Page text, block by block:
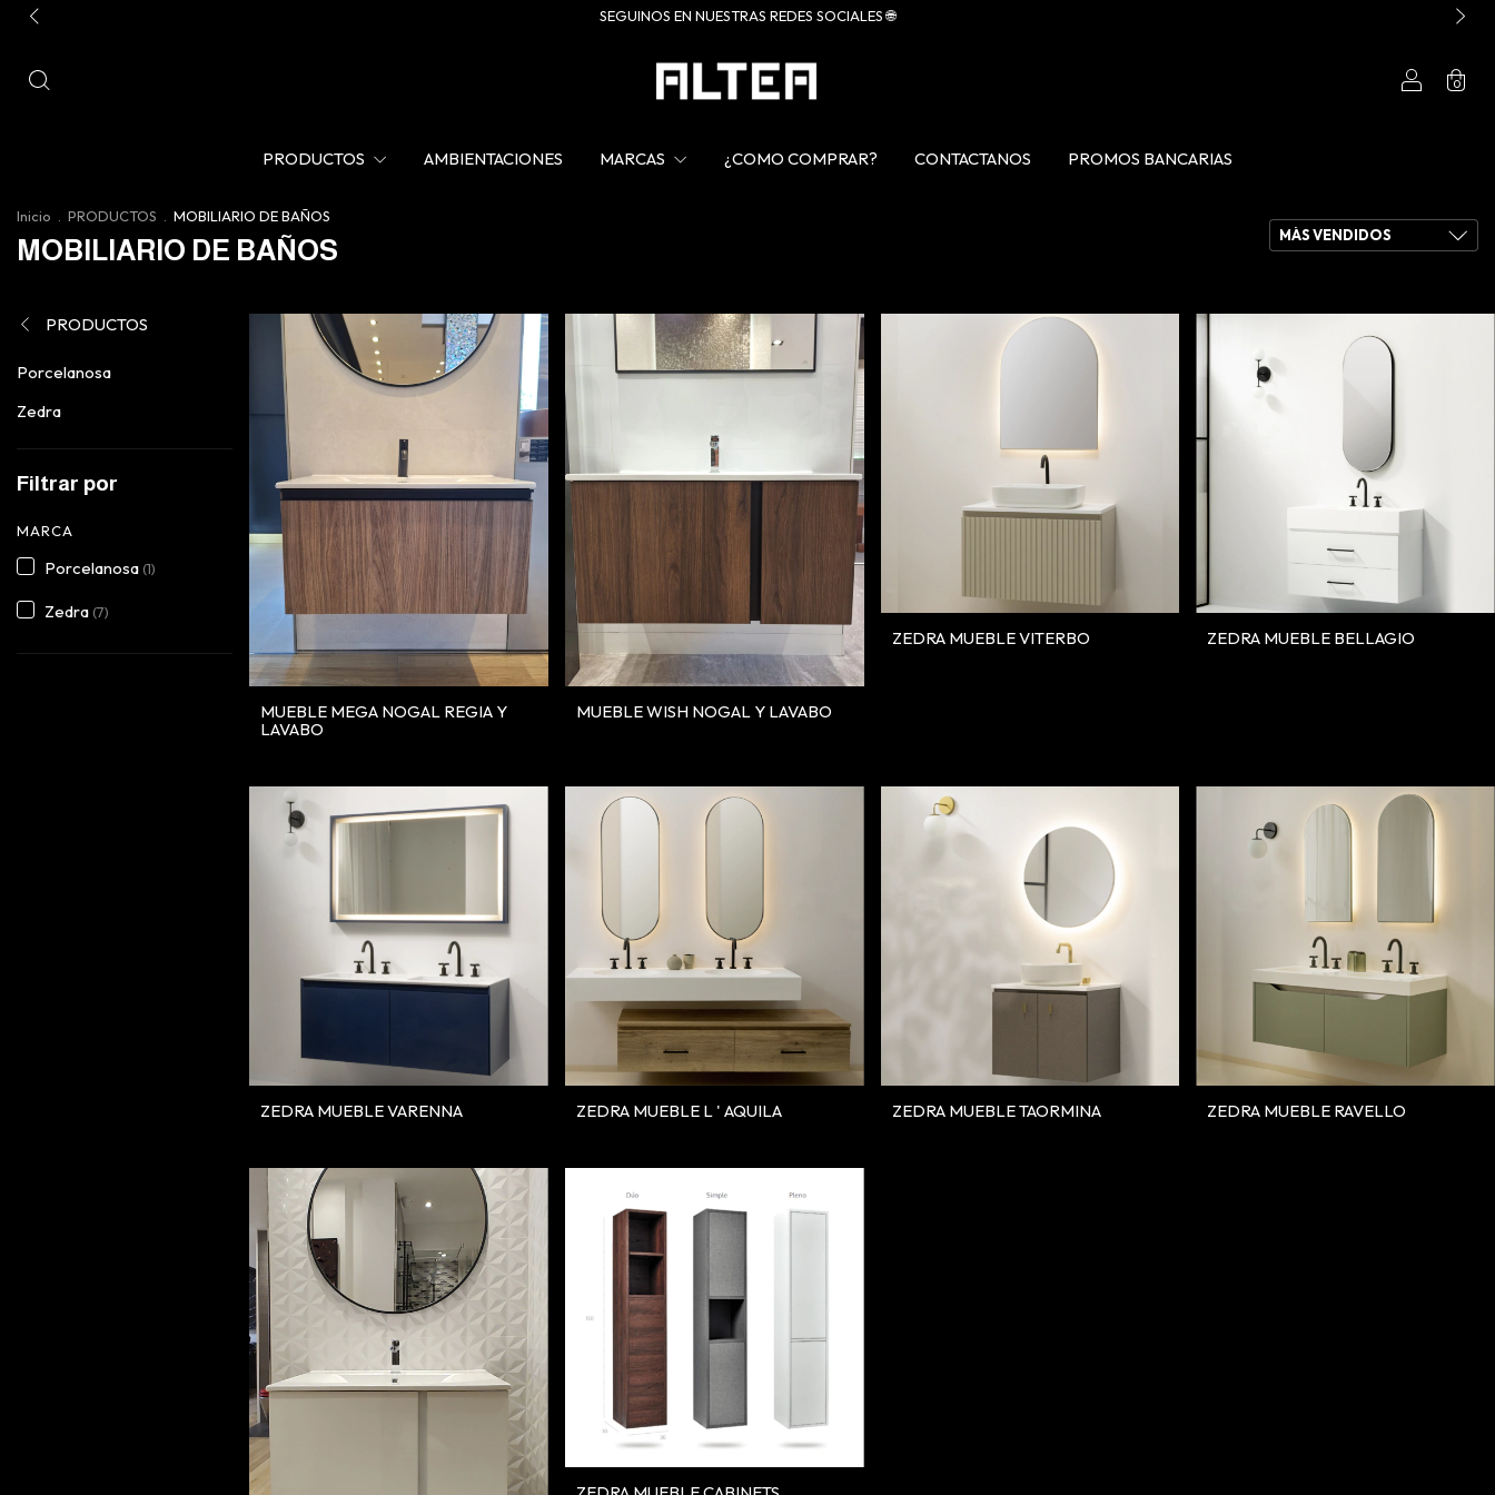
SEGUINOS EN NUESTRAS REDES SOCIALES 🌐
0
PRODUCTOS AMBIENTACIONES MARCAS ¿COMO COMPRAR? CONTACTANOS PROMOS BANCARIAS
Inicio PRODUCTOS MOBILIARIO DE BAÑOS
MOBILIARIO DE BAÑOS
PRODUCTOS
Porcelanosa
Zedra
Filtrar por
MARCA
Porcelanosa (1)
Zedra (7)
MUEBLE MEGA NOGAL REGIA Y
LAVABO
MUEBLE WISH NOGAL Y LAVABO
ZEDRA MUEBLE VITERBO ZEDRA MUEBLE BELLAGIO
ZEDRA MUEBLE VARENNA ZEDRA MUEBLE L ' AQUILA ZEDRA MUEBLE TAORMINA ZEDRA MUEBLE RAVELLO